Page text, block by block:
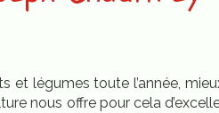
et légumes toute l’année,
nous offre pour cela